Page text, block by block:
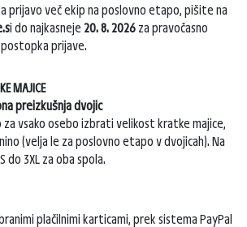
prijavo več ekip na poslovno etapo, pišite na
i do najkasneje 20. 8. 2026 za pravočasno
prijave.
MAJICE
preizkušnja dvojic
vsako osebo izbrati velikost kratke majice,
(velja le za poslovno etapo v dvojicah). Na
do 3XL za oba spola.
plačilnimi karticami, prek sistema PayPal